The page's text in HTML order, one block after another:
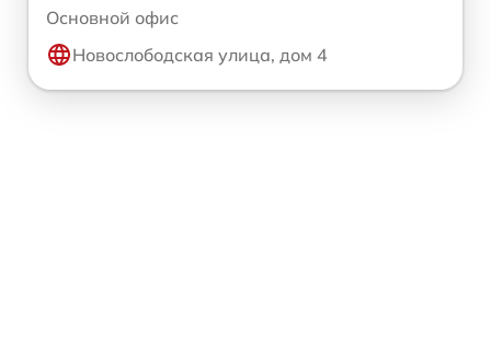
Основной офис
Новослободская улица, дом 4